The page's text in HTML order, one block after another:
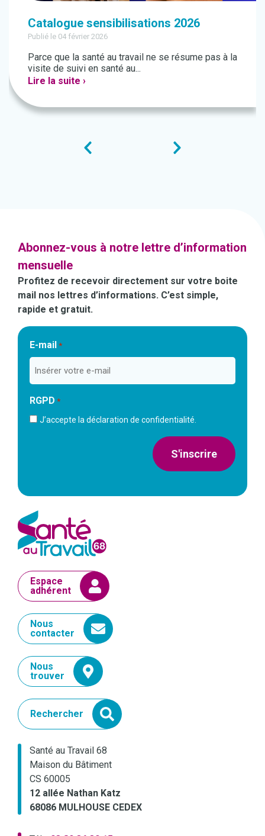
Catalogue sensibilisations 2026
Publié le 04 février 2026
Parce que la santé au travail ne se résume pas à la
visite de suivi en santé au...
Lire la suite ›
Abonnez-vous à notre lettre d’information
mensuelle
Profitez de recevoir directement sur votre boite
mail nos lettres d’informations. C’est simple,
rapide et gratuit.
E-mail *
RGPD *
J’accepte la déclaration de confidentialité.
S'inscrire
Espace
adhérent
Nous
contacter
Nous
trouver
Rechercher
Santé au Travail 68
Maison du Bâtiment
CS 60005
12 allée Nathan Katz
68086 MULHOUSE CEDEX